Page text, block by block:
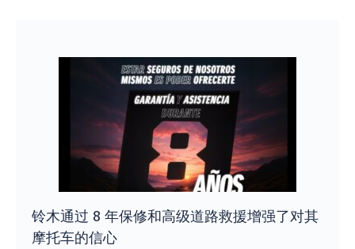
铃木通过 8 年保修和高级道路救援增强了对其
摩托车的信心